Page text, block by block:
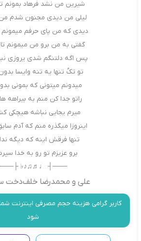
شیرین من نشد فرهاد بمونم
لیلی من دیدی مجنون شدم
دیدی که من پای حرفم
گفتی به من برو من میمونم
پس اگه دلتنگم شدی یروزی
تو تکُ تنها یه تنه وایسا
میدونم میتونی که بمونی
راتو جدا کن منم به بیراهه
میرم یجایی نباشه هیچکی
اینروزا میگذره منم که آدم
تنها فرقش اینه که دیگه
برو عزیزم تو رو به خدا
♩♬♫♪♭ ├───
علی و محمدرضا خلف‌دخت
کاربر گرامی هزینه حجم مصرفی اینترنت
شود